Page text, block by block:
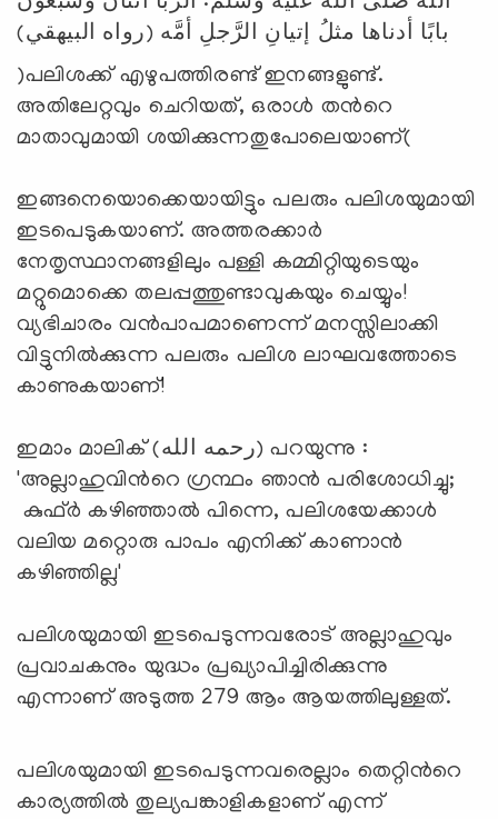
بابًا أدناها مثلُ إتيانِ الرَّجلِ أمَّه (رواه البيهقي)
)പലിശക്ക് എഴുപത്തിരണ്ട് ഇനങ്ങളുണ്ട്.
അതിലേറ്റവും ചെറിയത്, ഒരാള്‍ തന്‍റെ
മാതാവുമായി ശയിക്കുന്നതുപോലെയാണ്(
ഇങ്ങനെയൊക്കെയായിട്ടും പലരും പലിശയുമായി
ഇടപെടുകയാണ്. അത്തരക്കാര്‍
നേതൃസ്ഥാനങ്ങളിലും പള്ളി കമ്മിറ്റിയുടെയും
മറ്റുമൊക്കെ തലപ്പത്തുണ്ടാവുകയും ചെയ്യും!
വ്യഭിചാരം വന്‍പാപമാണെന്ന് മനസ്സിലാക്കി
വിട്ടുനില്‍ക്കുന്ന പലരും പലിശ ലാഘവത്തോടെ
കാണുകയാണ്!
ഇമാം മാലിക് (رحمه الله) പറയുന്നു :
'അല്ലാഹുവിന്‍റെ ഗ്രന്ഥം ഞാന്‍ പരിശോധിച്ചു;
കുഫ്ര്‍ കഴിഞ്ഞാല്‍ പിന്നെ, പലിശയേക്കാള്‍
വലിയ മറ്റൊരു പാപം എനിക്ക് കാണാന്‍
കഴിഞ്ഞില്ല'
പലിശയുമായി ഇടപെടുന്നവരോട് അല്ലാഹുവും
പ്രവാചകനും യുദ്ധം പ്രഖ്യാപിച്ചിരിക്കുന്നു
എന്നാണ് അടുത്ത 279 ആം ആയത്തിലുള്ളത്.
പലിശയുമായി ഇടപെടുന്നവരെല്ലാം തെറ്റിന്‍റെ
കാര്യത്തില്‍ തുല്യപങ്കാളികളാണ് എന്ന്